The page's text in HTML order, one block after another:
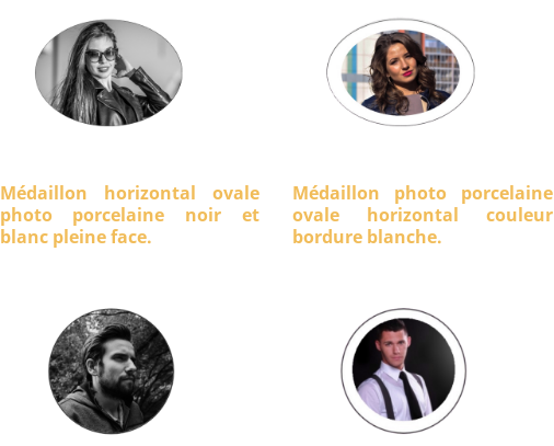
Médaillon horizontal ovale
photo porcelaine noir et
blanc pleine face.
Médaillon photo porcelaine
ovale horizontal couleur
bordure blanche.